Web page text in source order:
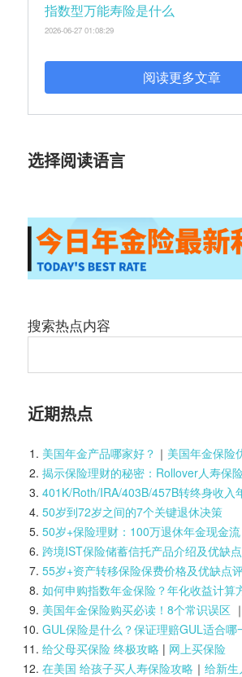
指数型万能寿险是什么
2026-06-27 01:08:29
阅读更多文章
选择阅读语言
搜索热点内容
近期热点
美国年金产品哪家好？ ｜ 美国年金保险
揭示保险理财的秘密：Rollover人寿保
401K/Roth/IRA/403B/457B转终身收入
50岁到72岁之间的7个关键退休决策
50岁+保险理财：100万退休年金现金
跨境IST保险储蓄信托产品介绍及优缺点
55岁+资产转移保险保费价格及优缺点
如何申购指数年金保险？年化收益计算
美国年金保险购买必读！8个常识误区｜
GUL保险是什么？保证理赔GUL适合哪
给父母买保险 终极攻略| 网上买保险
在美国 给孩子买人寿保险攻略｜ 给新生